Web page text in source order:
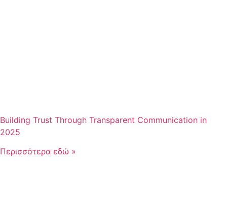
Building Trust Through Transparent Communication in
2025
Περισσότερα εδώ »